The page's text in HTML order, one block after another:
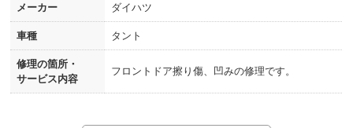
メーカー ダイハツ
車種 タント
修理の箇所・
サービス内容
フロントドア擦り傷、凹みの修理です。